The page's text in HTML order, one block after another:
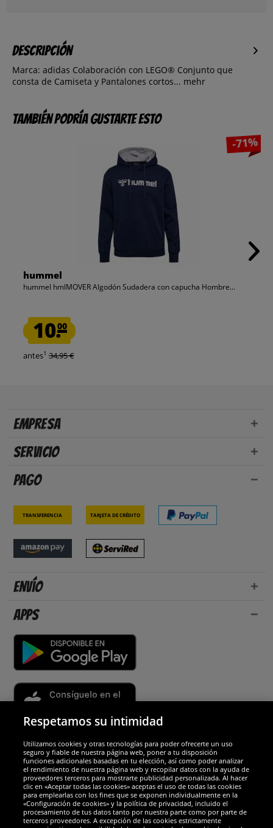
Descripción
Marca: adidas Colaboración con LEGO® Conjunto que
consta de Camiseta y Pantalones cortos... mehr
También podría gustarte esto
-71%
hummel
hummel hmlMOVER Algodón Sudadera con capucha Hombre...
10.00
antes1 34,95 €
Empresa
Servicio
Pago
Transferencia Tarjeta de crédito
Envío
Apps
Socios y seguridad
Galardones
Respetamos su intimidad
Utilizamos cookies y otras tecnologías para poder ofrecerte un uso
seguro y fiable de nuestra página web, poner a tu disposición
funciones adicionales basadas en tu elección, así como poder analizar
el rendimiento de nuestra página web y recopilar datos con la ayuda de
proveedores terceros para mostrarte publicidad personalizada. Al hacer
clic en «Aceptar todas las cookies» aceptas el uso de todas las cookies
para emplearlas con los fines que se exponen individualmente en la
«Configuración de cookies» y la política de privacidad, incluido el
procesamiento de tus datos tanto por nuestra parte como por parte de
terceros proveedores. A excepción de las cookies estrictamente